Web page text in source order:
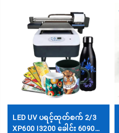
LED UV ပရင့်ထုတ်စက် 2/3
XP600 I3200 ခေါင်း 6090